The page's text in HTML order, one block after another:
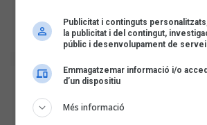
Publicitat i continguts
la publicitat i del contingut,
públic i desenvolupament de
Emmagatzemar informació i/o
d’un dispositiu
Més informació